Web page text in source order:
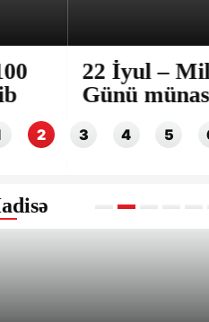
22 İyul – Milli
Günü münasibətilə
dəyərli ziyarət
2 3 4 5